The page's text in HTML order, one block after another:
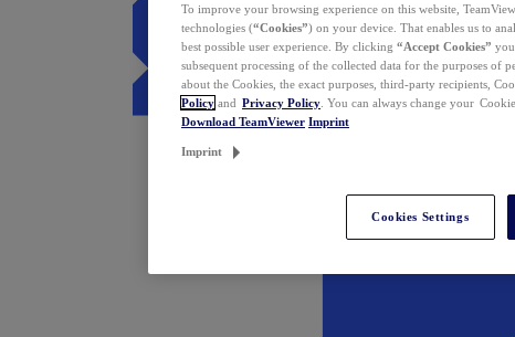
To improve your browsing experience on this website,
technologies (“Cookies”) on your device. That enables us to
best possible user experience. By clicking “Accept Cookies”
subsequent processing of the collected data for the purposes of
about the Cookies, the exact purposes, third-party recipients,
Policy and Privacy Policy . You can always change your
Download TeamViewer Imprint
Imprint
Cookies Settings